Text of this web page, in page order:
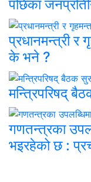
पछिका
प्रधानमन्त्री र
के भने ?
मन्त्रिपरिषद्
गणतन्त्रका
भइरहेको छ :